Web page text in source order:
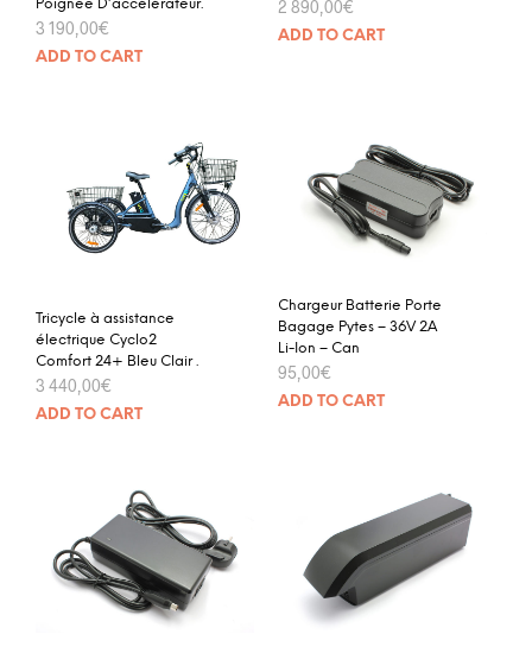
Poignée D’accélérateur.
3 190,00€
ADD TO CART
2 890,00€
ADD TO CART
Tricycle à assistance
électrique Cyclo2
Comfort 24+ Bleu Clair .
3 440,00€
ADD TO CART
Chargeur Batterie Porte
Bagage Pytes – 36V 2A
Li-Ion – Can
95,00€
ADD TO CART